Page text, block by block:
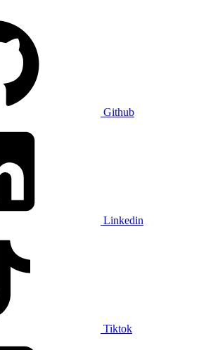
Github
Linkedin
Tiktok